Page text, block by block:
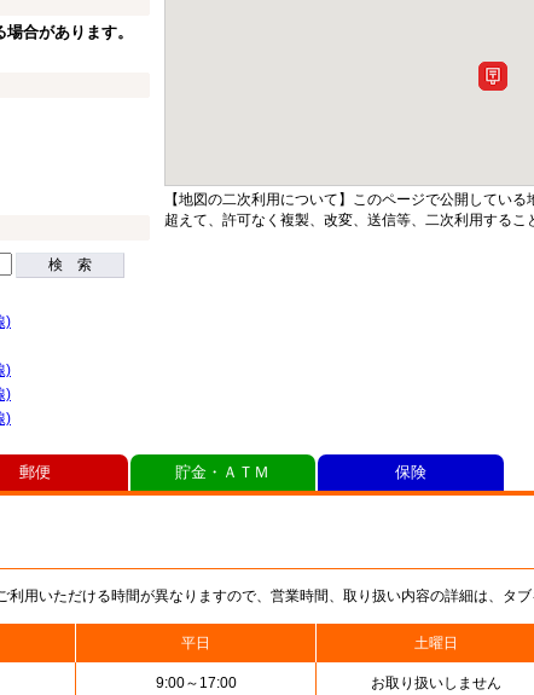
合があります。
検 索
)
)
)
)
【地図の二次利用について】このページで公開してい
超えて、許可なく複製、改変、送信等、二次利用するこ
用いただける時間が異なりますので、営業時間、取り扱い内容の詳細は、タブ
平日 土曜日
9:00～17:00 お取り扱いしません
郵便 貯金・ＡＴＭ 保険